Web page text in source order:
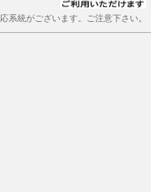
系統がございます。ご注意下さい。